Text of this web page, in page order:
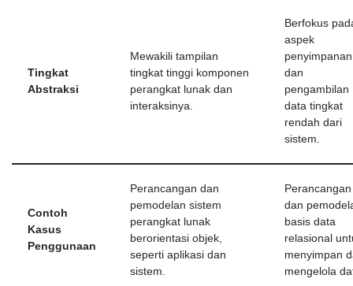
Tingkat
Abstraksi
Mewakili tampilan
tingkat tinggi komponen
perangkat lunak dan
interaksinya.
Berfokus
aspek
penyimpanan
dan
pengambilan
data tingkat
rendah dari
sistem.
Contoh
Kasus
Penggunaan
Perancangan dan
pemodelan sistem
perangkat lunak
berorientasi objek,
seperti aplikasi dan
sistem.
Perancangan
dan
basis data
relasional
menyimpan
mengelola